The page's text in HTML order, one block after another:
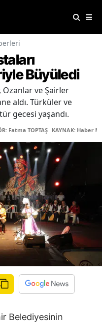
Büyüledi
Ozanlar ve Şairler
aldı. Türküler ve
gecesi yaşandı.
Fatma TOPTAŞ KAYNAK: Haber
Belediyesinin